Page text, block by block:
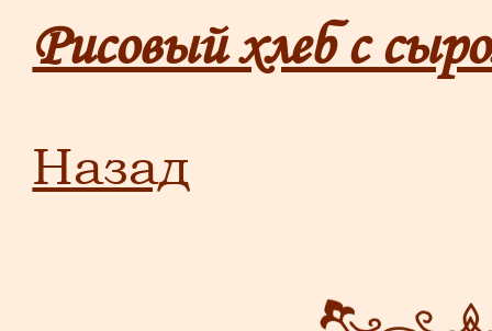
Рисовый хлеб с
Назад